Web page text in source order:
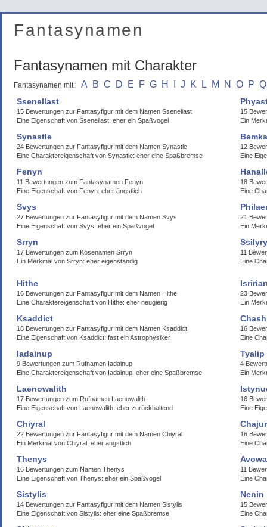
Fantasynamen
Fantasynamen mit Charakter
Fantasynamen mit: A B C D E F G H J K L M N O P Q
Ssenellast
15 Bewertungen zur Fantasyfigur mit dem Namen Ssenellast
Eine Eigenschaft von Ssenellast: eher ein Spaßvogel
15
Ein
Synastle
24 Bewertungen zur Fantasyfigur mit dem Namen Synastle
Eine Charaktereigenschaft von Synastle: eher eine Spaßbremse
12
Eine
Fenyn
11 Bewertungen zum Fantasynamen Fenyn
Eine Eigenschaft von Fenyn: eher ängstlich
18
Eine
Svys
27 Bewertungen zur Fantasyfigur mit dem Namen Svys
Eine Eigenschaft von Svys: eher ein Spaßvogel
21
Ein
Srryn
17 Bewertungen zum Kosenamen Srryn
Ein Merkmal von Srryn: eher eigenständig
11
Eine
Hithe
16 Bewertungen zur Fantasyfigur mit dem Namen Hithe
Eine Charaktereigenschaft von Hithe: eher neugierig
23
Ein
Ksaddict
18 Bewertungen zur Fantasyfigur mit dem Namen Ksaddict
Eine Eigenschaft von Ksaddict: fast ein Astrophysiker
16
Eine
Iadainup
9 Bewertungen zum Rufnamen Iadainup
Eine Charaktereigenschaft von Iadainup: eher eine Spaßbremse
Tyalip
4
Ein
Laenowalith
17 Bewertungen zum Rufnamen Laenowalith
Eine Eigenschaft von Laenowalith: eher zurückhaltend
16
Eine
Chiyral
22 Bewertungen zur Fantasyfigur mit dem Namen Chiyral
Ein Merkmal von Chiyral: eher ängstlich
16
Eine
Thenys
16 Bewertungen zum Namen Thenys
Eine Eigenschaft von Thenys: eher ein Spaßvogel
11
Eine
Sistylis
14 Bewertungen zur Fantasyfigur mit dem Namen Sistylis
Eine Eigenschaft von Sistylis: eher eine Spaßbremse
Nenin
15
Eine